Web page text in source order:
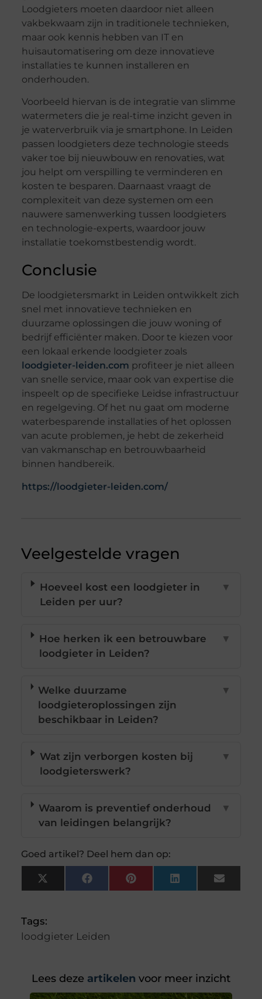
Loodgieters moeten daardoor niet alleen
vakbekwaam zijn in traditionele technieken,
maar ook kennis hebben van IT en
huisautomatisering om deze innovatieve
installaties te kunnen installeren en
onderhouden.
Voorbeeld hiervan is de integratie van slimme
watermeters die je real-time inzicht geven in
je waterverbruik via je smartphone. In Leiden
passen loodgieters deze technologie steeds
vaker toe bij nieuwbouw en renovaties, wat
jou helpt om verspilling te verminderen en
kosten te besparen. Daarnaast vraagt de
complexiteit van deze systemen om een
nauwere samenwerking tussen loodgieters
en technologie-experts, waardoor jouw
installatie toekomstbestendig wordt.
Conclusie
De loodgietersmarkt in Leiden ontwikkelt zich
snel met innovatieve technieken en
duurzame oplossingen die jouw woning of
bedrijf efficiënter maken. Door te kiezen voor
een lokaal erkende loodgieter zoals
loodgieter-leiden.com profiteer je niet alleen
van snelle service, maar ook van expertise die
inspeelt op de specifieke Leidse infrastructuur
en regelgeving. Of het nu gaat om moderne
waterbesparende installaties of het oplossen
van acute problemen, je hebt de zekerheid
van vakmanschap en betrouwbaarheid
binnen handbereik.
https://loodgieter-leiden.com/
Veelgestelde vragen
Hoeveel kost een loodgieter in
Leiden per uur?
▼
Hoe herken ik een betrouwbare
loodgieter in Leiden?
▼
Welke duurzame
loodgieteroplossingen zijn
beschikbaar in Leiden?
▼
Wat zijn verborgen kosten bij
loodgieterswerk?
▼
Waarom is preventief onderhoud
van leidingen belangrijk?
▼
Goed artikel? Deel hem dan op:
X
(Twitter)
FacebookPinterestLinkedInEmail
Tags:
loodgieter Leiden
Lees deze artikelen voor meer inzicht